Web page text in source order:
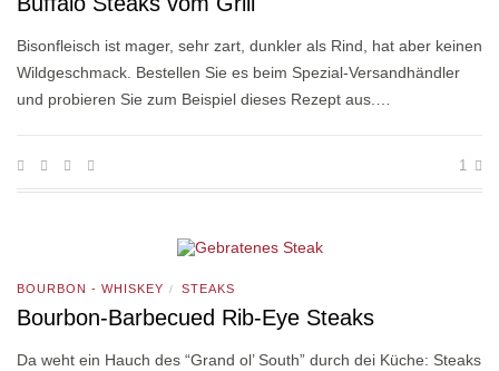
Bisonfleisch ist mager, sehr zart, dunkler als Rind, hat aber keinen
Wildgeschmack. Bestellen Sie es beim Spezial-Versandhändler
und probieren Sie zum Beispiel dieses Rezept aus.…
1
BOURBON - WHISKEY / STEAKS
Bourbon-Barbecued Rib-Eye Steaks
Da weht ein Hauch des “Grand ol’ South” durch dei Küche: Steaks